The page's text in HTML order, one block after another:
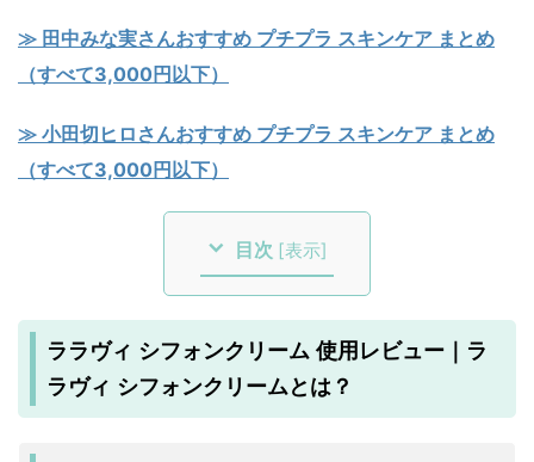
≫ 田中みな実さんおすすめ プチプラ スキンケア まとめ
（すべて3,000円以下）
≫ 小田切ヒロさんおすすめ プチプラ スキンケア まとめ
（すべて3,000円以下）
目次 [表示]
ララヴィ シフォンクリーム 使用レビュー｜ラ
ラヴィ シフォンクリームとは？